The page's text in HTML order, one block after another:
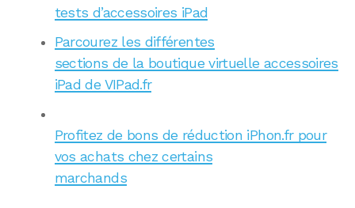
tests d’accessoires iPad
Parcourez les différentes
sections de la boutique virtuelle accessoires
iPad de VIPad.fr
Profitez de bons de réduction iPhon.fr pour
vos achats chez certains
marchands